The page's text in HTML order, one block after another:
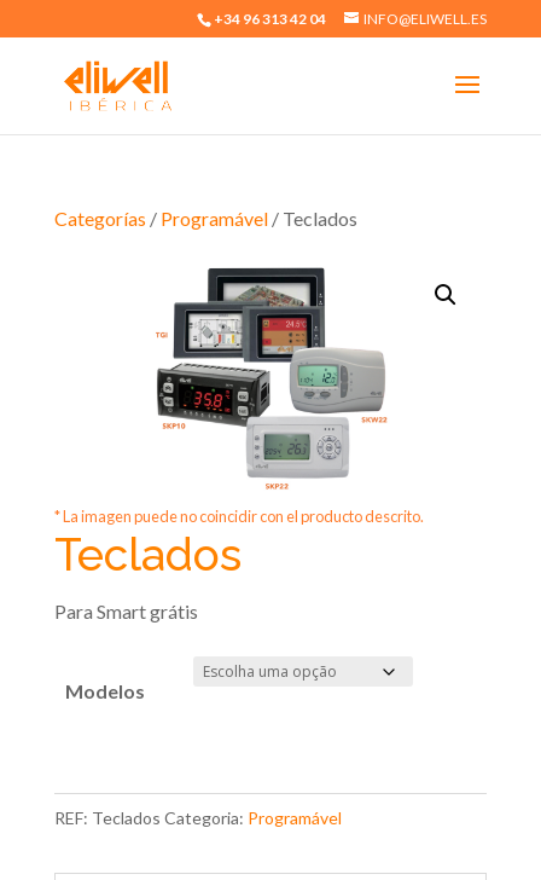
+34 96 313 42 04 INFO@ELIWELL.ES
Categorías / Programável/ Teclados
* La imagen puede no coincidir con el producto descrito.
Teclados
Para Smart grátis
Modelos
REF: Teclados Categoria: Programável